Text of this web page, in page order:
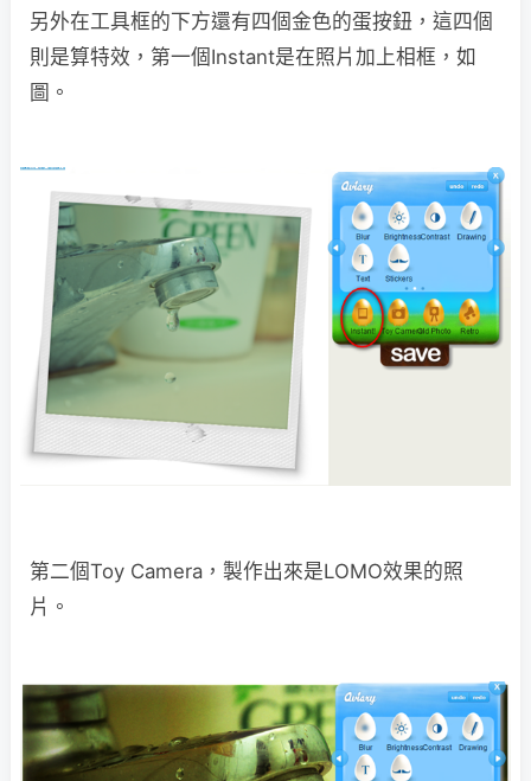
另外在工具框的下方還有四個金色的蛋按鈕，這四個
則是算特效，第一個Instant是在照片加上相框，如
圖。
第二個Toy Camera，製作出來是LOMO效果的照
片。